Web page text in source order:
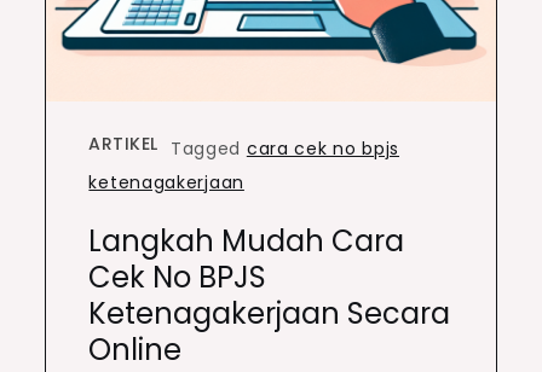
ARTIKEL Tagged cara cek no bpjs
ketenagakerjaan
Langkah Mudah Cara
Cek No BPJS
Ketenagakerjaan Secara
Online